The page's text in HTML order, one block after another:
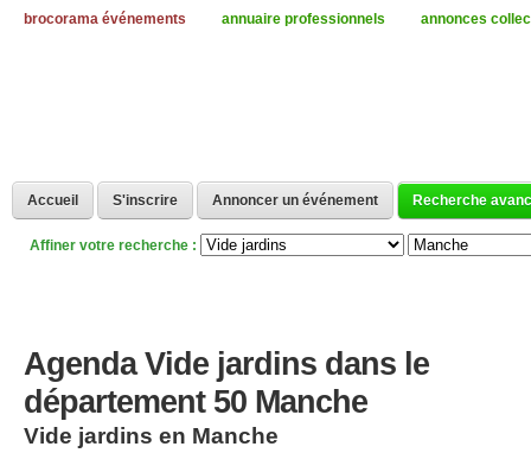
Accueil S'inscrire Annoncer un événement Recherche
Affiner votre recherche :
Agenda Vide jardins dans le
département 50 Manche
Vide jardins en Manche
brocorama événements annuaire professionnels annonces